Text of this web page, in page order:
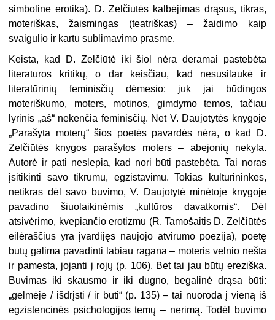
simboline erotika). D. Zelčiūtės kalbėjimas drąsus, tikras,
moteriškas, žaismingas (teatriškas) – žaidimo kaip
svaigulio ir kartu sublimavimo prasme.
Keista, kad D. Zelčiūtė iki šiol nėra deramai pastebėta
literatūros kritikų, o dar keisčiau, kad nesusilaukė ir
literatūrinių feminisčių dėmesio: juk jai būdingos
moteriškumo, moters, motinos, gimdymo temos, tačiau
lyrinis „aš“ nekenčia feminisčių. Net V. Daujotytės knygoje
„Parašyta moterų“ šios poetės pavardės nėra, o kad D.
Zelčiūtės knygos parašytos moters – abejonių nekyla.
Autorė ir pati neslepia, kad nori būti pastebėta. Tai noras
įsitikinti savo tikrumu, egzistavimu. Tokias kultūrininkes,
netikras dėl savo buvimo, V. Daujotytė minėtoje knygoje
pavadino šiuolaikinėmis „kultūros davatkomis“. Dėl
atsivėrimo, kvepiančio erotizmu (R. Tamošaitis D. Zelčiūtės
eilėraščius yra įvardijęs naujojo atvirumo poezija), poetę
būtų galima pavadinti labiau ragana – moteris velnio nešta
ir pamesta, jojanti į rojų (p. 106). Bet tai jau būtų ereziška.
Buvimas iki skausmo ir iki dugno, begalinė drąsa būti:
„gelmėje / išdrįsti / ir būti“ (p. 135) – tai nuoroda į vieną iš
egzistencinės psichologijos temų – nerimą. Todėl buvimo